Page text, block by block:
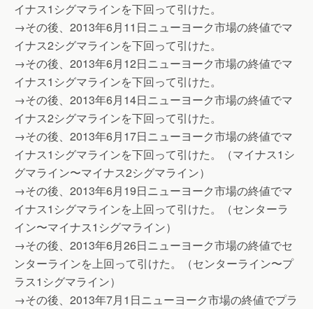
イナス1シグマラインを下回って引けた。
→その後、2013年6月11日ニューヨーク市場の終値でマ
イナス2シグマラインを下回って引けた。
→その後、2013年6月12日ニューヨーク市場の終値でマ
イナス1シグマラインを下回って引けた。
→その後、2013年6月14日ニューヨーク市場の終値でマ
イナス2シグマラインを下回って引けた。
→その後、2013年6月17日ニューヨーク市場の終値でマ
イナス1シグマラインを下回って引けた。（マイナス1シ
グマライン〜マイナス2シグマライン）
→その後、2013年6月19日ニューヨーク市場の終値でマ
イナス1シグマラインを上回って引けた。（センターラ
イン〜マイナス1シグマライン）
→その後、2013年6月26日ニューヨーク市場の終値でセ
ンターラインを上回って引けた。（センターライン〜プ
ラス1シグマライン）
→その後、2013年7月1日ニューヨーク市場の終値でプラ